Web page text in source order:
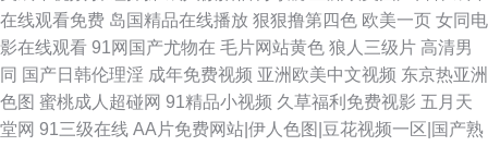
在线观看免费 岛国精品在线播放 狠狠撸第四色 欧美一页 女同电
影在线观看 91网国产尤物在 毛片网站黄色 狼人三级片 高清男
同 国产日韩伦理淫 成年免费视频 亚洲欧美中文视频 东京热亚洲
色图 蜜桃成人超碰网 91精品小视频 久草福利免费视影 五月天
堂网 91三级在线 AA片免费网站|伊人色图|豆花视频一区|国产熟